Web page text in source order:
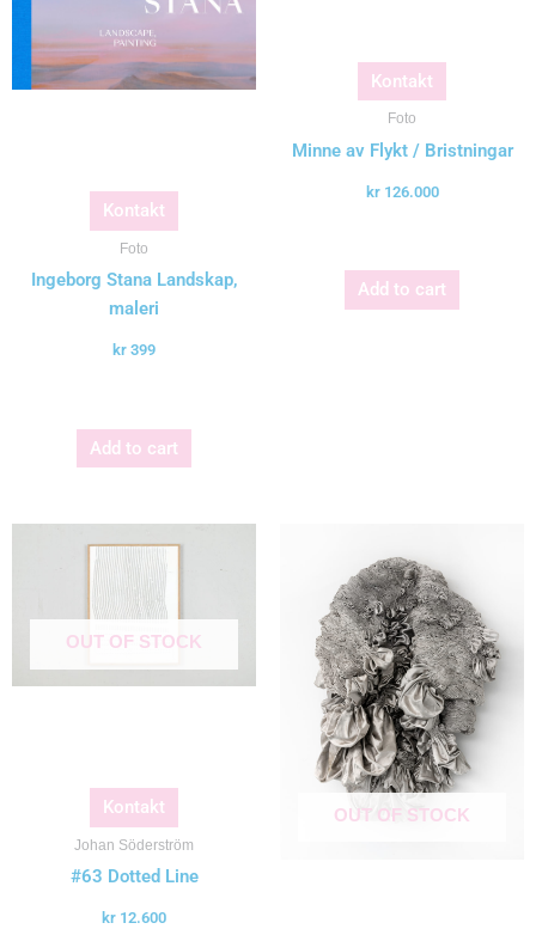
Kontakt
Foto
Ingeborg Stana Landskap,
maleri
kr 399
Add to cart
Kontakt
Foto
Minne av Flykt / Bristningar
kr126.000
Add to cart
OUT OF STOCK
Kontakt
Johan Söderström
#63 Dotted Line
kr 12.600
OUT OF STOCK